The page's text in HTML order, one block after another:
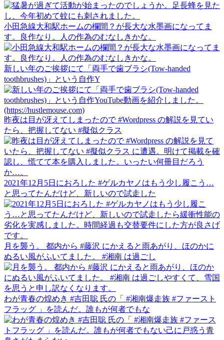
小田急線大和駅ホームの欄間？が長大な水墨画になってま
す。良作なり。人の作為のむなしきかな。
新しい年のご挨拶にて「両手で歯ブラシ(Tow-handed
toothbrushes)」という自作Y
昨夜は目が冴えてしまったので #Wordpress の解説を見てい
たら、把握してない #擬似クラス
2021年12月5日におろした #ゲルカヤノはもう少し履こう…
と思ってたんだけど、新しいので試走した
月を襲う。 都内から #藤沢 にかえると雨あがり、ほのかに
ぬるい風がふいてました。 #湘南 は過ごし
わが青春の煌めき #吉田聡 氏の「 #湘南爆走族 #ファースト
フラッグ 」を読んだ。誰もが何者でもな